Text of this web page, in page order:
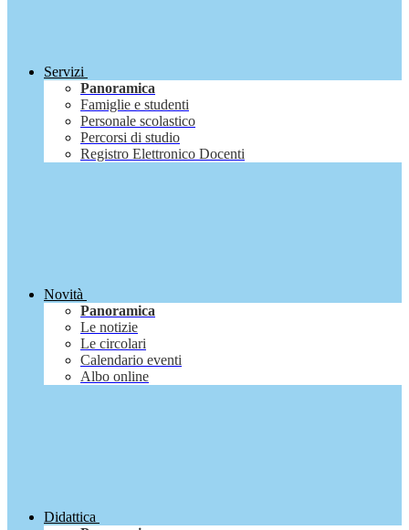
Servizi
Panoramica
Famiglie e studenti
Personale scolastico
Percorsi di studio
Registro Elettronico Docenti
Novità
Panoramica
Le notizie
Le circolari
Calendario eventi
Albo online
Didattica